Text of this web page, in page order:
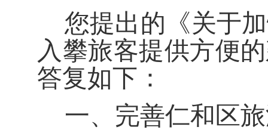
您提出的《关于
入攀旅客提供方便
答复如下：
一、完善仁和区